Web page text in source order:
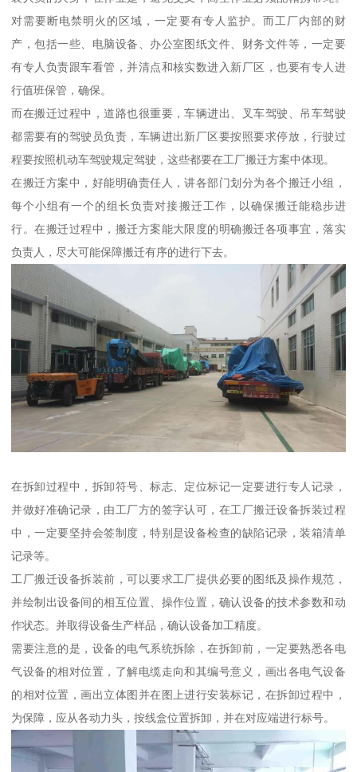
对需要断电禁明火的区域，一定要有专人监护。而工厂内部的财
产，包括一些、电脑设备、办公室图纸文件、财务文件等，一定要
有专人负责跟车看管，并清点和核实数进入新厂区，也要有专人进
行值班保管，确保。
而在搬迁过程中，道路也很重要，车辆进出、叉车驾驶、吊车驾驶
都需要有的驾驶员负责，车辆进出新厂区要按照要求停放，行驶过
程要按照机动车驾驶规定驾驶，这些都要在工厂搬迁方案中体现。
在搬迁方案中，好能明确责任人，讲各部门划分为各个搬迁小组，
每个小组有一个的组长负责对接搬迁工作，以确保搬迁能稳步进
行。在搬迁过程中，搬迁方案能大限度的明确搬迁各项事宜，落实
负责人，尽大可能保障搬迁有序的进行下去。
在拆卸过程中，拆卸符号、标志、定位标记一定要进行专人记录，
并做好准确记录，由工厂方的签字认可，在工厂搬迁设备拆装过程
中，一定要坚持会签制度，特别是设备检查的缺陷记录，装箱清单
记录等。
工厂搬迁设备拆装前，可以要求工厂提供必要的图纸及操作规范，
并绘制出设备间的相互位置、操作位置，确认设备的技术参数和动
作状态。并取得设备生产样品，确认设备加工精度。
需要注意的是，设备的电气系统拆除，在拆卸前，一定要熟悉各电
气设备的相对位置，了解电缆走向和其编号意义，画出各电气设备
的相对位置，画出立体图并在图上进行安装标记，在拆卸过程中，
为保障，应从各动力头，按线盒位置拆卸，并在对应端进行标号。